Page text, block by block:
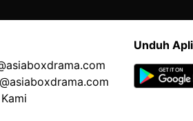
Unduh